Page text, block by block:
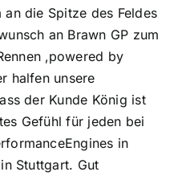
die Spitze des Feldes
an Brawn GP zum
‚powered by
halfen unsere
der Kunde König ist
Gefühl für jeden bei
in
Stuttgart. Gut